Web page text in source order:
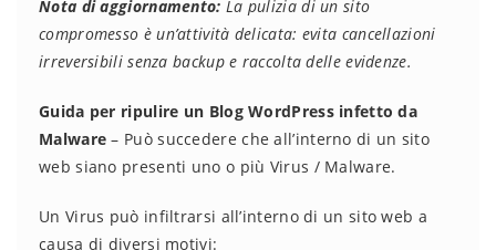
Nota di aggiornamento: La pulizia di un sito
compromesso è un’attività delicata: evita cancellazioni
irreversibili senza backup e raccolta delle evidenze.
Guida per ripulire un Blog WordPress infetto da
Malware – Può succedere che all’interno di un sito
web siano presenti uno o più Virus / Malware.
Un Virus può infiltrarsi all’interno di un sito web a
causa di diversi motivi: